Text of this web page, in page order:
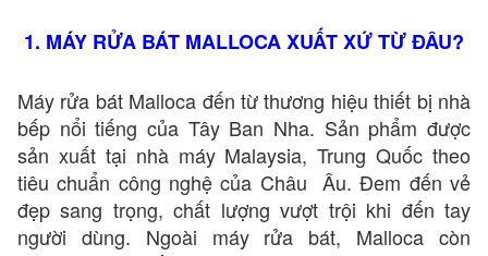
1. MÁY RỬA BÁT MALLOCA XUẤT XỨ TỪ ĐÂU?
Máy rửa bát Malloca đến từ thương hiệu thiết bị nhà
bếp nổi tiếng của Tây Ban Nha. Sản phẩm được
sản xuất tại nhà máy Malaysia, Trung Quốc theo
tiêu chuẩn công nghệ của Châu Âu. Đem đến vẻ
đẹp sang trọng, chất lượng vượt trội khi đến tay
người dùng. Ngoài máy rửa bát, Malloca còn